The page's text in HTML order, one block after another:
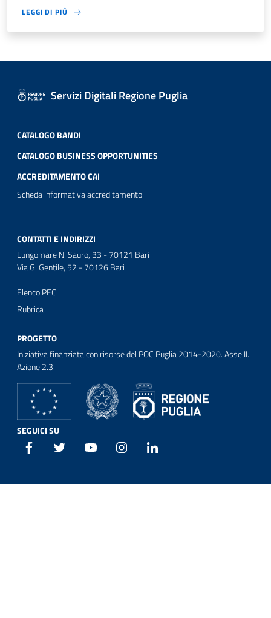
LEGGI DI PIÙ
Servizi Digitali Regione Puglia
CATALOGO BANDI
CATALOGO BUSINESS OPPORTUNITIES
ACCREDITAMENTO CAI
Scheda informativa accreditamento
CONTATTI E INDIRIZZI
Lungomare N. Sauro, 33 - 70121 Bari
Via G. Gentile, 52 - 70126 Bari
Elenco PEC
Rubrica
PROGETTO
Iniziativa finanziata con risorse del POC Puglia 2014-2020. Asse II.
Azione 2.3.
SEGUICI SU
Facebook Twitter Youtube Instagram